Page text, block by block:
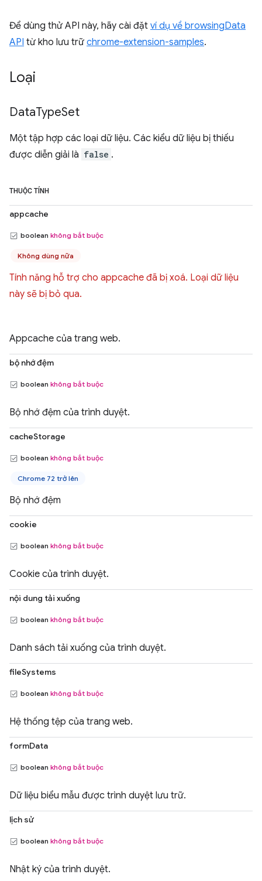
Để dùng thử API này, hãy cài đặt ví dụ về browsingData
API từ kho lưu trữ chrome-extension-samples.
Loại
DataTypeSet
Một tập hợp các loại dữ liệu. Các kiểu dữ liệu bị thiếu
được diễn giải là false .
THUỘC TÍNH
appcache
boolean không bắt buộc
Không dùng nữa
Tính năng hỗ trợ cho appcache đã bị xoá. Loại dữ liệu
này sẽ bị bỏ qua.
Appcache của trang web.
bộ nhớ đệm
boolean không bắt buộc
Bộ nhớ đệm của trình duyệt.
cacheStorage
boolean không bắt buộc
Chrome 72 trở lên
Bộ nhớ đệm
cookie
boolean không bắt buộc
Cookie của trình duyệt.
nội dung tải xuống
boolean không bắt buộc
Danh sách tải xuống của trình duyệt.
fileSystems
boolean không bắt buộc
Hệ thống tệp của trang web.
formData
boolean không bắt buộc
Dữ liệu biểu mẫu được trình duyệt lưu trữ.
lịch sử
boolean không bắt buộc
Nhật ký của trình duyệt.